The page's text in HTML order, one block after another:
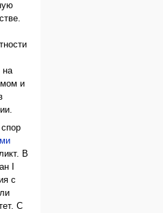
на
и
В
I
с
С